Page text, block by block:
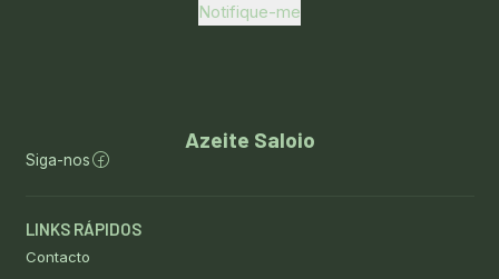
Notifique-me
Azeite Saloio
Siga-nos
LINKS RÁPIDOS
Contacto